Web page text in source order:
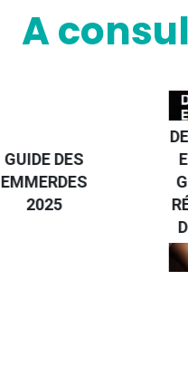
A
GUIDE DES
EMMERDES
2025